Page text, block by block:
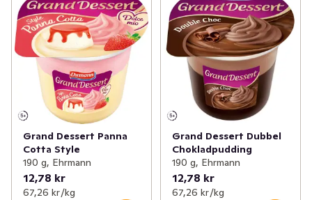
Grand Dessert Panna
Cotta Style
190 g, Ehrmann
12,78 kr
67,26 kr /kg
Grand Dessert Dubbel
Chokladpudding
190 g, Ehrmann
12,78 kr
67,26 kr /kg